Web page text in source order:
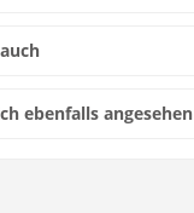
ebenfalls angesehen